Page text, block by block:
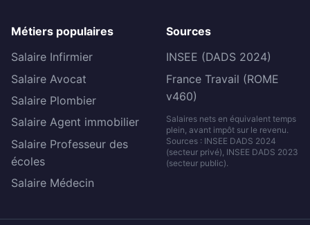
Métiers populaires
Salaire Infirmier
Salaire Avocat
Salaire Plombier
Salaire Agent immobilier
Salaire Professeur des
écoles
Salaire Médecin
Sources
INSEE (DADS 2024)
France Travail (ROME
v460)
Salaires nets en équivalent temps
plein, avant impôt sur le revenu.
Sources : INSEE DADS 2024
(secteur privé), INSEE DADS 2023
(secteur public).